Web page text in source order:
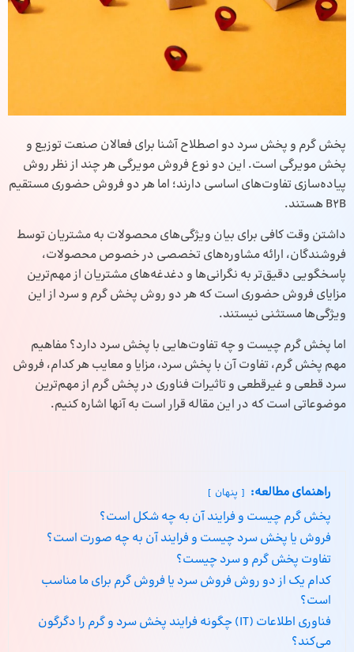
پخش گرم و پخش سرد دو اصطلاح آشنا برای فعالان صنعت توزیع و
پخش مویرگی است. این دو نوع فروش مویرگی هر چند از نظر روش
پیاده‌سازی تفاوت‌های اساسی دارند؛ اما هر دو فروش حضوری مستقیم
B2B هستند.
داشتن وقت کافی برای بیان ویژگی‌های محصولات به مشتریان توسط
فروشندگان، ارائه مشاوره‌های تخصصی در خصوص محصولات،
پاسخگویی دقیق‌تر به نگرانی‌ها و دغدغه‌های مشتریان از مهم‌ترین
مزایای فروش حضوری است که هر دو روش پخش گرم و سرد از این
ویژگی‌ها مستثنی نیستند.
اما پخش گرم چیست و چه تفاوت‌هایی با پخش سرد دارد؟ مفاهیم
مهم پخش گرم، تفاوت آن با پخش سرد، مزایا و معایب هر کدام، فروش
سرد قطعی و غیرقطعی و تاثیرات فناوری در پخش گرم از مهم‌ترین
موضوعاتی است که در این مقاله قرار است به آنها اشاره کنیم.
راهنمای مطالعه: پنهان
پخش گرم چیست و فرایند آن به چه شکل است؟
فروش یا پخش سرد چیست و فرایند آن به چه صورت است؟
تفاوت‌ پخش گرم و سرد چیست؟
کدام یک از دو روش فروش سرد یا فروش گرم برای ما مناسب
است؟
فناوری اطلاعات (IT) چگونه فرایند پخش سرد و گرم را دگرگون
می‌کند؟